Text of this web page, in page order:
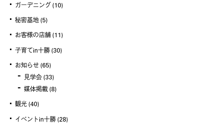
ガーデニング (10)
秘密基地 (5)
お客様の店舗 (11)
子育てin十勝 (30)
お知らせ (65)
見学会 (33)
媒体掲載 (8)
観光 (40)
イベントin十勝 (28)